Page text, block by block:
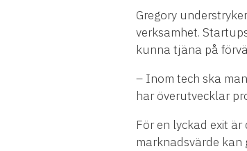
Gregory
verksamhet.
kunna tjäna på
– Inom tech ska
har överutvecklar
För en lyckad exit
marknadsvärde